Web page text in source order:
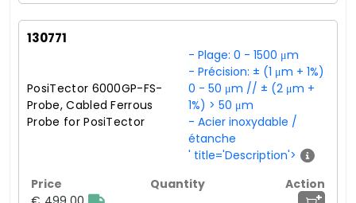
130771
PosiTector 6000GP-FS-
Probe, Cabled Ferrous
Probe for PosiTector
- Plage: 0 - 1500 μm
- Précision: ± (1 μm + 1%)
0 - 50 μm // ± (2 μm +
1%) > 50 μm
- Acier inoxydable /
étanche
' title='Description'>
+